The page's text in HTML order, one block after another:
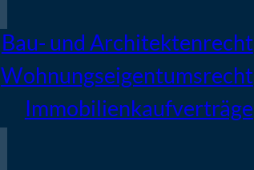
Bau- und Architektenrecht
Wohnungseigentumsrecht
Immobilienkaufverträge